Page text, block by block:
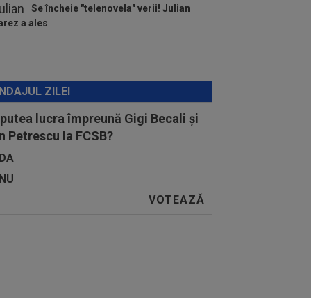
Se încheie "telenovela" verii! Julian
a ales
ZILEI
lucra împreună Gigi Becali și
Petrescu la FCSB?
DA
NU